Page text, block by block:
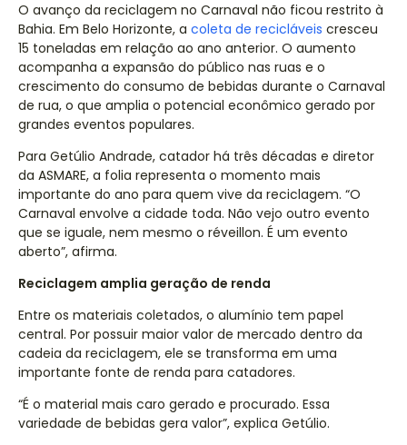
O avanço da reciclagem no Carnaval não ficou restrito à
Bahia. Em Belo Horizonte, a coleta de recicláveis cresceu
15 toneladas em relação ao ano anterior. O aumento
acompanha a expansão do público nas ruas e o
crescimento do consumo de bebidas durante o Carnaval
de rua, o que amplia o potencial econômico gerado por
grandes eventos populares.
Para Getúlio Andrade, catador há três décadas e diretor
da ASMARE, a folia representa o momento mais
importante do ano para quem vive da reciclagem. “O
Carnaval envolve a cidade toda. Não vejo outro evento
que se iguale, nem mesmo o réveillon. É um evento
aberto”, afirma.
Reciclagem amplia geração de renda
Entre os materiais coletados, o alumínio tem papel
central. Por possuir maior valor de mercado dentro da
cadeia da reciclagem, ele se transforma em uma
importante fonte de renda para catadores.
“É o material mais caro gerado e procurado. Essa
variedade de bebidas gera valor”, explica Getúlio.